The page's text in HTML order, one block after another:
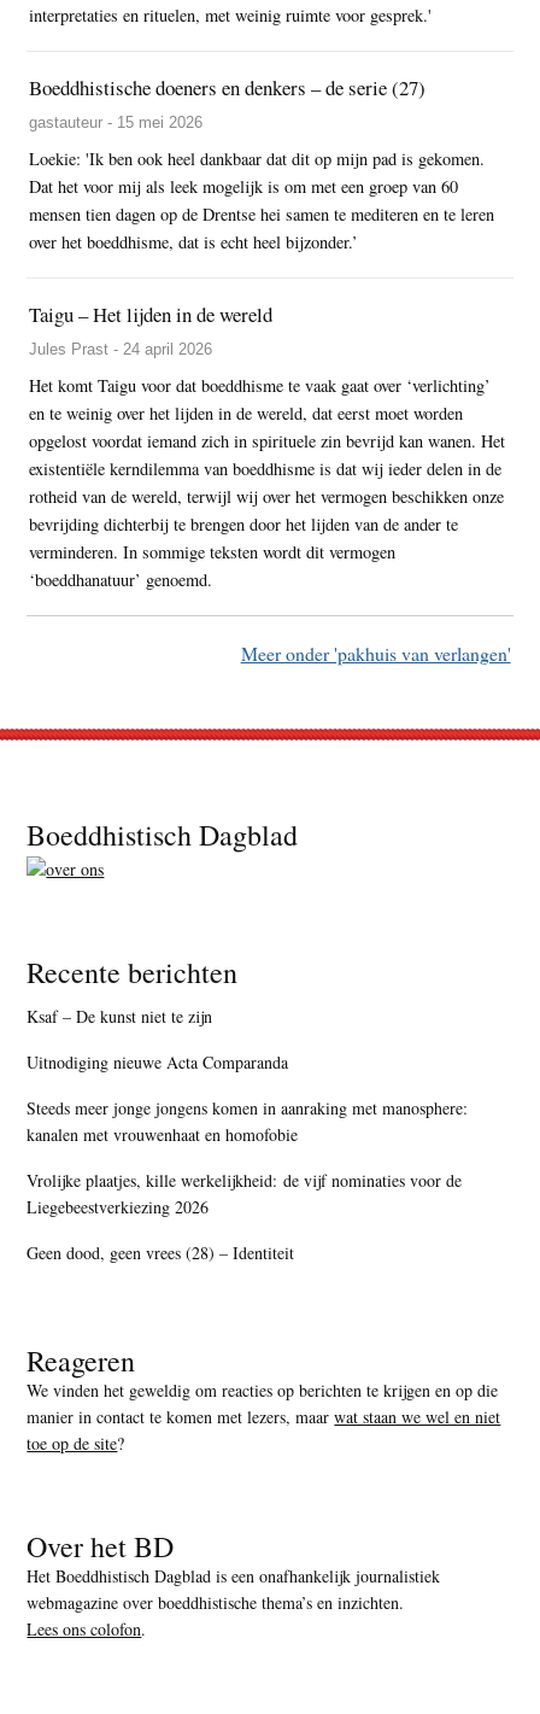
interpretaties en rituelen, met weinig ruimte voor gesprek.'
Boeddhistische doeners en denkers – de serie (27)
gastauteur - 15 mei 2026
Loekie: 'Ik ben ook heel dankbaar dat dit op mijn pad is gekomen.
Dat het voor mij als leek mogelijk is om met een groep van 60
mensen tien dagen op de Drentse hei samen te mediteren en te leren
over het boeddhisme, dat is echt heel bijzonder.’
Taigu – Het lijden in de wereld
Jules Prast - 24 april 2026
Het komt Taigu voor dat boeddhisme te vaak gaat over ‘verlichting’
en te weinig over het lijden in de wereld, dat eerst moet worden
opgelost voordat iemand zich in spirituele zin bevrijd kan wanen. Het
existentiële kerndilemma van boeddhisme is dat wij ieder delen in de
rotheid van de wereld, terwijl wij over het vermogen beschikken onze
bevrijding dichterbij te brengen door het lijden van de ander te
verminderen. In sommige teksten wordt dit vermogen
‘boeddhanatuur’ genoemd.
Meer onder 'pakhuis van verlangen'
Footer
Boeddhistisch Dagblad
Recente berichten
Ksaf – De kunst niet te zijn
Uitnodiging nieuwe Acta Comparanda
Steeds meer jonge jongens komen in aanraking met manosphere:
kanalen met vrouwenhaat en homofobie
Vrolijke plaatjes, kille werkelijkheid: de vijf nominaties voor de
Liegebeestverkiezing 2026
Geen dood, geen vrees (28) – Identiteit
Reageren
We vinden het geweldig om reacties op berichten te krijgen en op die
manier in contact te komen met lezers, maarwat staan we wel en niet
toe op de site?
Over het BD
Het Boeddhistisch Dagblad is een onafhankelijk journalistiek
webmagazine over boeddhistische thema’s en inzichten.
Lees ons colofon.